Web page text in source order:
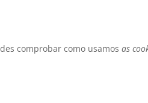
comprobar como usamos as